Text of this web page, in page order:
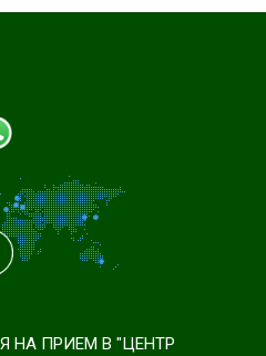
НА ПРИЕМ В "ЦЕНТР